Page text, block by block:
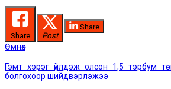
Share Post
Share
Post
navigation
ӨмнөхӨмнөх
Гэмт хэрэг үйлдэж олсон 1,5 тэрбум
болгохоор шийдвэрлэжээ